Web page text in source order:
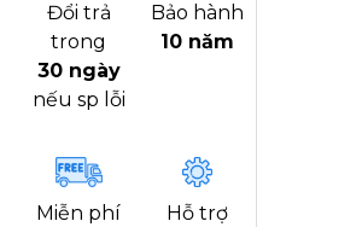
Đổi trả
trong
30 ngày
nếu sp lỗi
Bảo hành
10 năm
Miễn phí
Hỗ trợ